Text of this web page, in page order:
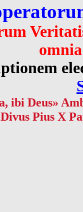
ibi Deus»
Pius X